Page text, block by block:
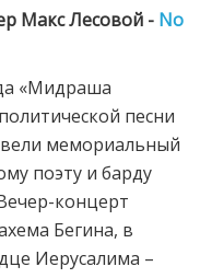
Макс Лесовой - No
«Мидраша
песни
мемориальный
поэту и барду
концерт
Бегина, в
Иерусалима –